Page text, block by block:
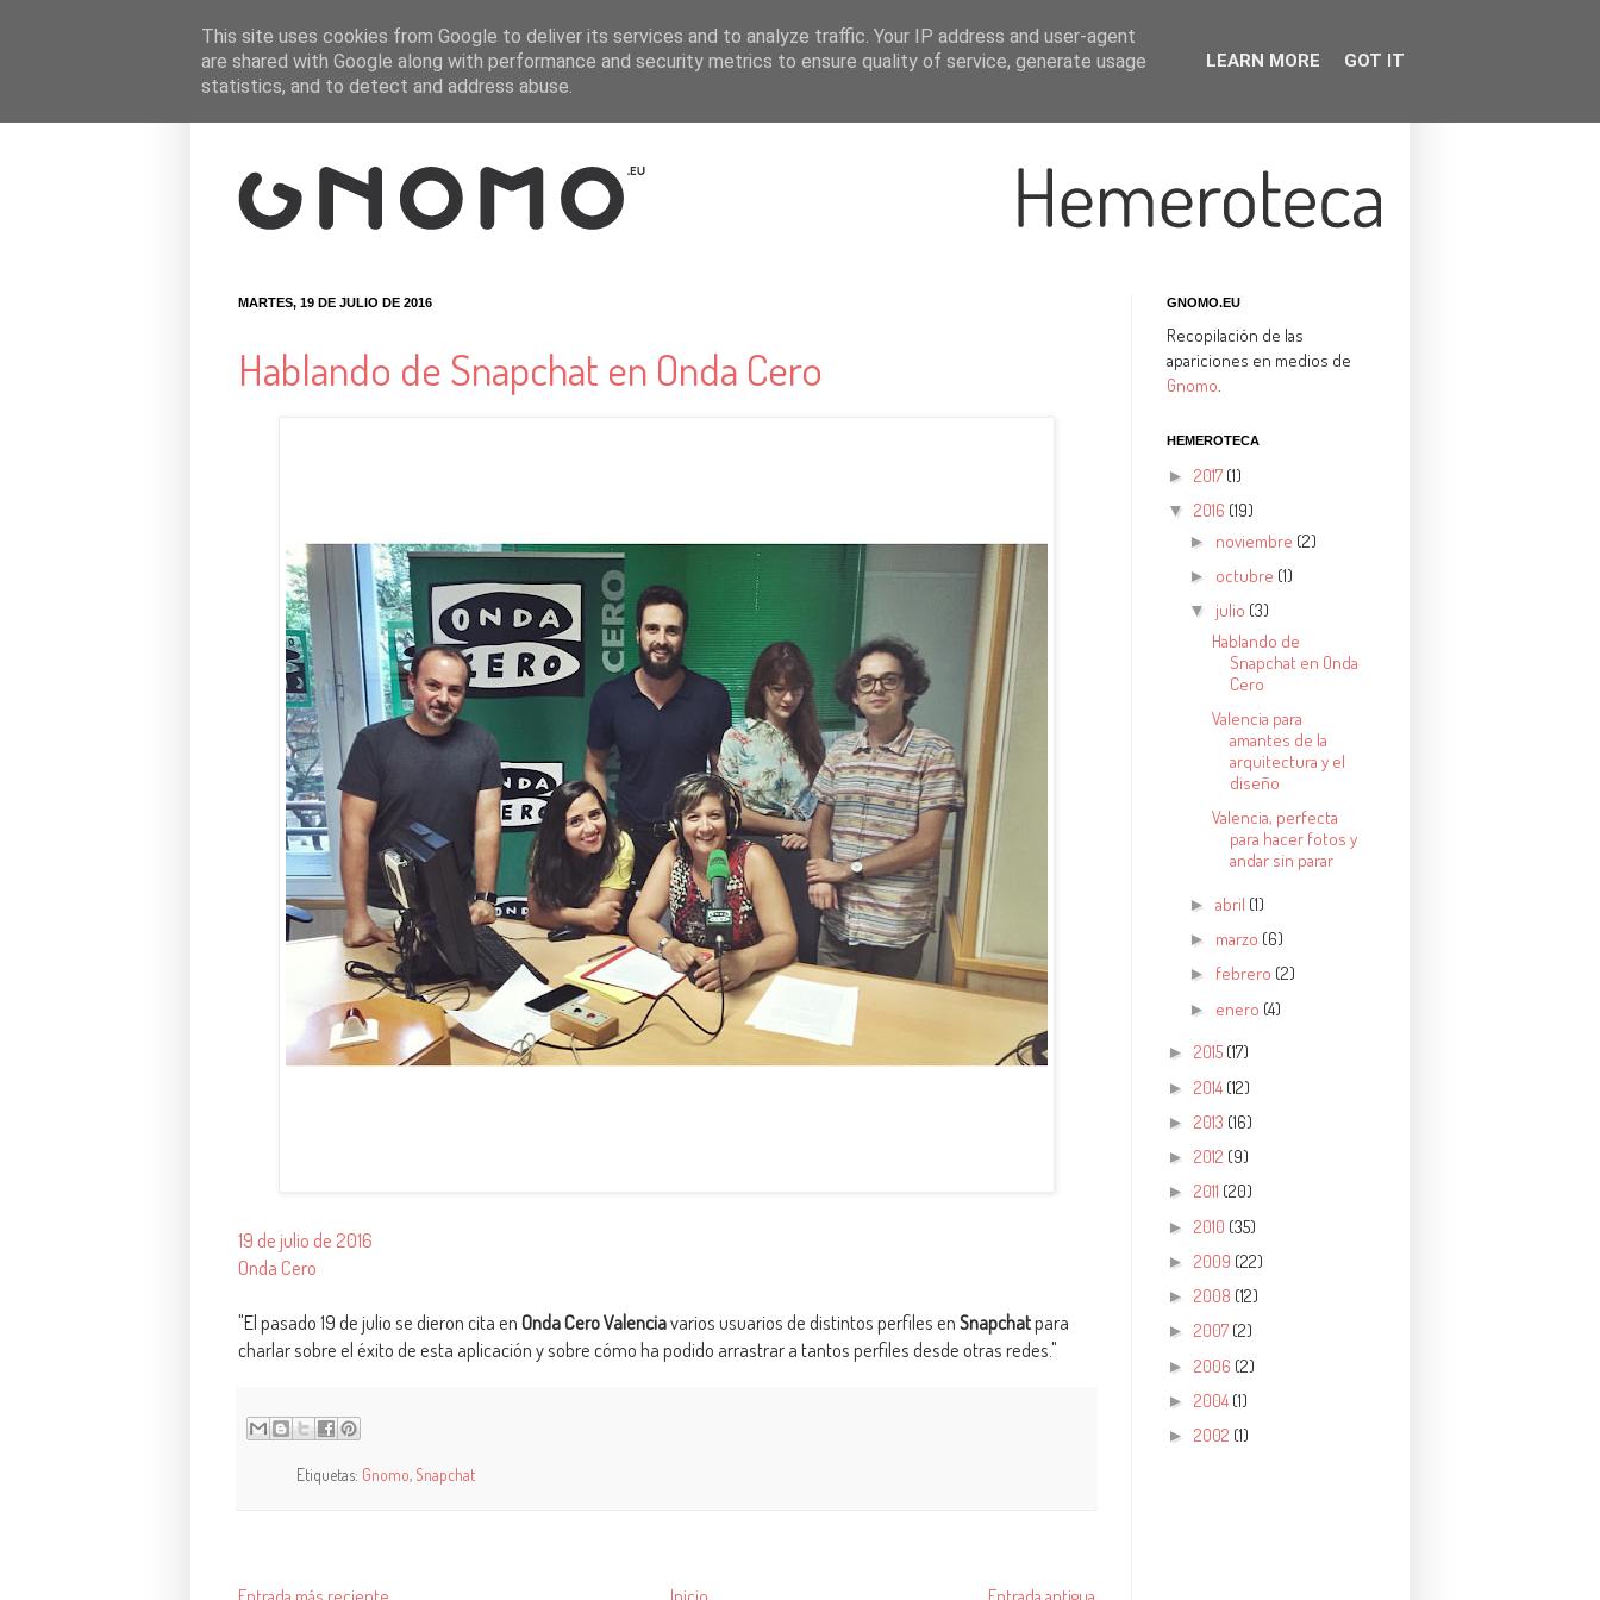
MARTES, 19 DE JULIO DE 2016
Hablando de Snapchat en Onda Cero
19 de julio de 2016
Onda Cero
"El pasado 19 de julio se dieron cita enOnda Cero Valenciavarios usuarios de distintos perfiles enSnapchatpara
charlar sobre el éxito de esta aplicación y sobre cómo ha podido arrastrar a tantos perfiles desde otras redes."
Etiquetas: Gnomo, Snapchat
GNOMO.EU
Recopilación de las
apariciones en medios de
Gnomo.
HEMEROTECA
► 2017 (1)
▼ 2016 (19)
► noviembre (2)
► octubre (1)
▼ julio (3)
Hablando de
Snapchat en Onda
Cero
Valencia para
amantes de la
arquitectura y el
diseño
Valencia, perfecta
para hacer fotos y
andar sin parar
► abril (1)
► marzo (6)
► febrero (2)
► enero (4)
► 2015 (17)
► 2014 (12)
► 2013 (16)
► 2012 (9)
► 2011 (20)
► 2010 (35)
► 2009 (22)
► 2008 (12)
► 2007 (2)
► 2006 (2)
► 2004 (1)
► 2002 (1)
This site uses cookies from Google to deliver its services and to analyze traffic. Your IP address and user-agent
are shared with Google along with performance and security metrics to ensure quality of service, generate usage
statistics, and to detect and address abuse.
LEARN MORE GOT IT